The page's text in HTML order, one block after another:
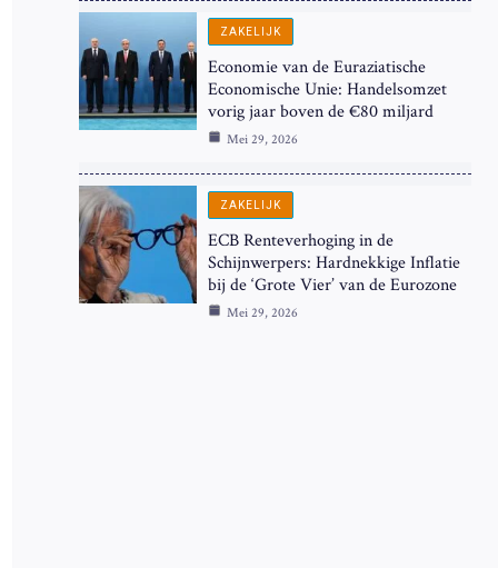
ZAKELIJK
Economie van de Euraziatische
Economische Unie: Handelsomzet
vorig jaar boven de €80 miljard
Mei 29, 2026
ZAKELIJK
ECB Renteverhoging in de
Schijnwerpers: Hardnekkige Inflatie
bij de ‘Grote Vier’ van de Eurozone
Mei 29, 2026